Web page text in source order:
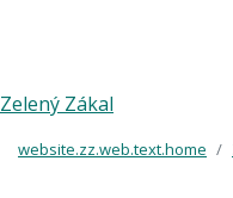
Zelený Zákal
website.zz.web.text.home